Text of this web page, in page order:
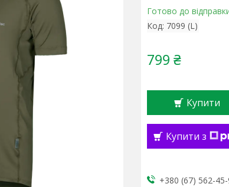
Готово до
Код: 7099 (L)
799 ₴
Купити
Купити з
+380 (67) 562-